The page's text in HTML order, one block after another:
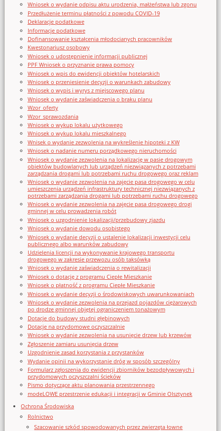
Wniosek o wydanie odpisu aktu urodzenia, małżeństwa lub zgonu
Przedłużenie terminu płatności z powodu COVID-19
Deklaracje podatkowe
Informacje podatkowe
Dofinansowanie kształcenia młodocianych pracowników
Kwestonariusz osobowy
Wniosek o udostępnienie informacji publicznej
PPF Wniosek o przyznanie prawa pomocy
Wniosek o wpis do ewidencji obiektów hotelarskich
Wniosek o przeniesienie decyzji o warunkach zabudowy
Wniosek o wypis i wyrys z miejscowego planu
Wniosek o wydanie zaświadczenia o braku planu
Wzor_oferty
Wzor_sprawozdania
Wniosek o wykup lokalu użytkowego
Wniosek o wykup lokalu mieszkalnego
Wnisek o wydanie zezwolenia na wykreślenie hipoteki z KW
Wniosek o nadanie numeru porządkowego nieruchomości
Wniosek o wydanie zezwolenia na lokalizację w pasie drogowym
obiektów budowlanych lub urządzeń niezwiązanych z potrzebami
zarządzania drogami lub potrzebami ruchu drogowego oraz reklam
Wniosek o wydanie zezwolenia na zajęcie pasa drogowego w celu
umieszczenia urządzeń infrastruktury technicznej niezwiązanych z
potrzebami zarządzania drogami lub potrzebami ruchu drogowego
Wniosek o wydanie zezwolenia na zajęcie pasa drogowego drogi
gminnej w celu prowadzenia robót
Wniosek o uzgodnienie lokalizacji/przebudowy zjazdu
Wniosek o wydanie dowodu osobistego
Wniosek o wydanie decyzji o ustalenie lokalizacji inwestycji celu
publicznego albo warunków zabudowy
Udzielenia licencji na wykonywanie krajowego transportu
drogowego w zakresie przewozu osób taksówką
Wniosek o wydanie zaświadczenia o rewitalizacji
Wniosek o dotację z programu Ciepłe Mieszkanie
Wniosek o płatność z programu Ciepłe Mieszkanie
Wniosek o wydanie decyzji o środowiskowych uwarunkowaniach
Wniosek o wydanie zezwolenia na przejazd pojazdów ciężarowych
po drodze gminnej objętej ograniczeniem tonażowym
Dotacje do budowy studni głębinowych
Dotacje na przydomowe oczyszczalnie
Wniosek o wydanie zezwolenia na usunięcie drzew lub krzewów
Zgłoszenie zamiaru usunięcia drzew
Uzgodnienie zasad korzystania z przystanków
Wydanie opinii na wykorzystanie dróg w sposób szczególny
Formularz zgłoszenia do ewidencji zbiorników bezodpływowych i
przydomowych oczyszczalni ścieków
Pismo dotyczące aktu planowania przestrzennego
modeLOWE przestrzenie edukacji i integracji w Gminie Olsztynek
Ochrona Środowiska
Rolnictwo
Szacowanie szkód spowodowanych przez zwierzęta łowne